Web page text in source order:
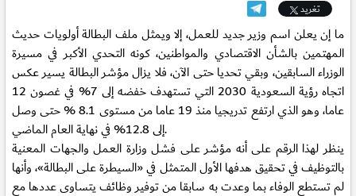
تغريد
ما إن يعلن اسم وزير جديد للعمل، إلا ويمثل ملف البطالة أولويات حديث
المهتمين بالشأن الاقتصادي والمواطنين، كونه التحدي الأكبر في مسيرة
الوزراء السابقين، وبقي تحديا حتى الآن، فلا يزال مؤشر البطالة يسير عكس
اتجاه رؤية السعودية 2030 التي تستهدف خفضه إلى 7% في غصون 12
عاما، وهو الذي ارتفع تدريجيا منذ 19 عاما من مستوى 8.1 % حتى وصل
إلى 12.8% في نهاية العام الماضي.
ينظر لهذا الرقم على أنه مؤشر على فشل وزارة العمل والجهات المعنية
بالتوظيف في تحقيق هدفها الأول المتمثل في «السيطرة على البطالة»، وأنها
لم تستطع الوفاء بما وعدت به سابقا من توفير وظائف يتساوى عددها مع